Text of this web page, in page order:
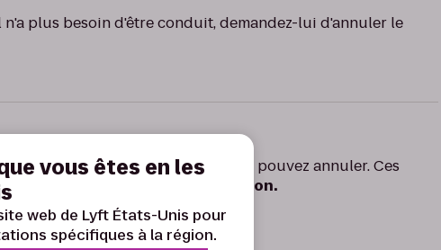
plus besoin d'être conduit, demandez-lui d'annuler le
si une règle a été enfreinte, vous pouvez annuler. Ces
sur votre taux d'annulation.
vous êtes en les
web de Lyft États-Unis pour
spécifiques à la région.